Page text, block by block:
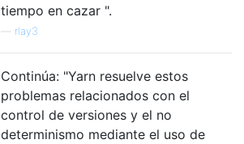
tiempo en cazar ".
rlay3
Continúa: "Yarn resuelve estos
problemas relacionados con el
control de versiones y el no
determinismo mediante el uso de